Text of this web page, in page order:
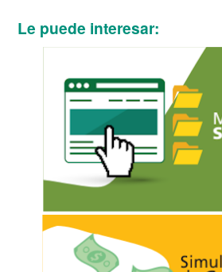
Le puede interesar: